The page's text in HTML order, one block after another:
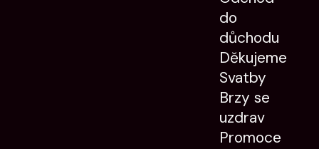
do
důchodu
Děkujeme
Svatby
Brzy se
uzdrav
Promoce